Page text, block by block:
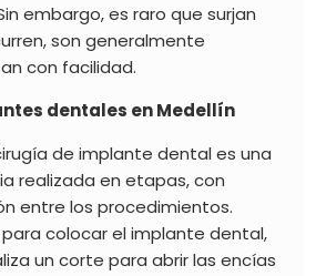
embargo, es raro que surjan
son generalmente
con facilidad.
dentales en Medellín
de implante dental es una
realizada en etapas, con
entre los procedimientos.
colocar el implante dental,
un corte para abrir las encías